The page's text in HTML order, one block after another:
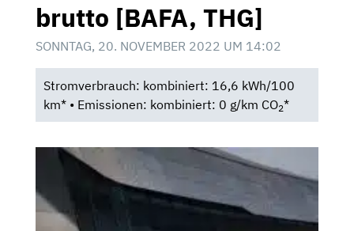
brutto [BAFA, THG]
SONNTAG, 20. NOVEMBER 2022 UM 14:02
Stromverbrauch: kombiniert: 16,6 kWh/100
km* • Emissionen: kombiniert: 0 g/km CO2*